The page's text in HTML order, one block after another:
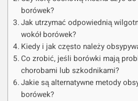
borówek?
Jak utrzymać odpowiednią
wokół borówek?
Kiedy i jak często należy
Co zrobić, jeśli borówki mają
chorobami lub szkodnikami?
Jakie są alternatywne metody
borówek?